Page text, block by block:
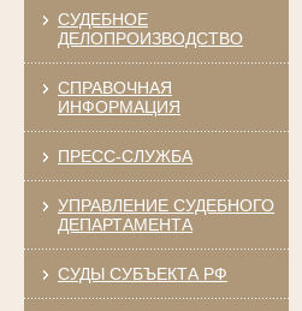
СУДЕБНОЕ
ДЕЛОПРОИЗВОДСТВО
СПРАВОЧНАЯ
ИНФОРМАЦИЯ
ПРЕСС-СЛУЖБА
УПРАВЛЕНИЕ СУДЕБНОГО
ДЕПАРТАМЕНТА
СУДЫ СУБЪЕКТА РФ